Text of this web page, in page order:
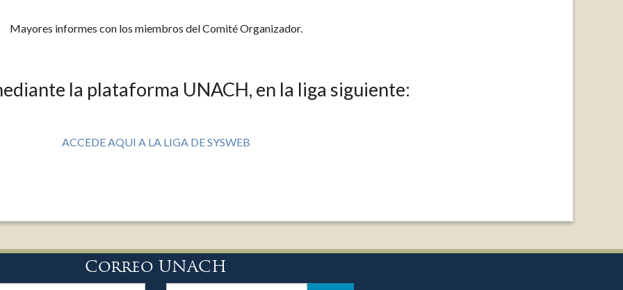
Mayores informes con los miembros del Comité Organizador.
la plataforma UNACH, en la liga siguiente:
ACCEDE AQUI A LA LIGA DE SYSWEB
Correo UNACH